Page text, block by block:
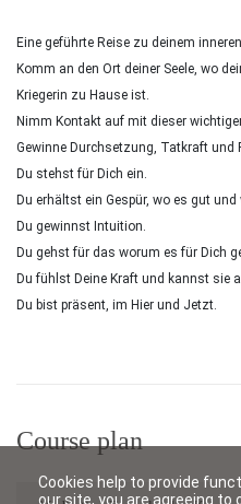
Eine geführte Reise zu deinem
Komm an den Ort deiner Seele, wo
Kriegerin zu Hause ist.
Nimm Kontakt auf mit dieser
Gewinne Durchsetzung, Tatkraft
Du stehst für Dich ein.
Du erhältst ein Gespür, wo es gut
Du gewinnst Intuition.
Du gehst für das worum es für Dich
Du fühlst Deine Kraft und kannst sie
Du bist präsent, im Hier und Jetzt.
Course plan
Cookies help to provide
our site, you are agreeing to